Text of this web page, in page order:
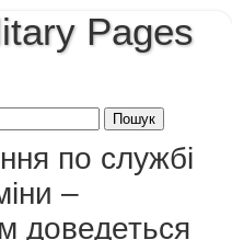
Pages
по службі
–
доведеться